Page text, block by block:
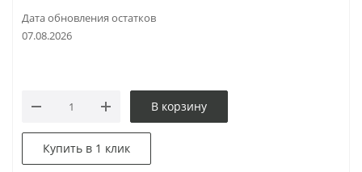
Дата обновления остатков
07.08.2026
В корзину
Купить в 1 клик